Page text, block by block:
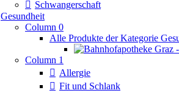
Schwangerschaft
Gesundheit
Column 0
Alle Produkte der Kategorie
Column 1
Allergie
Fit und Schlank